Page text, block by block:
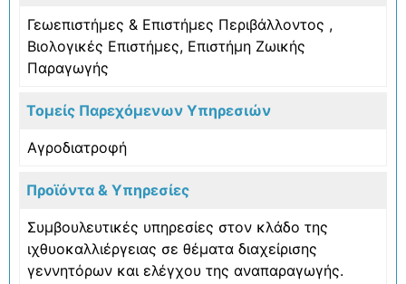
Γεωεπιστήμες & Επιστήμες Περιβάλλοντος ,
Βιολογικές Επιστήμες, Επιστήμη Ζωικής
Παραγωγής
Τομείς Παρεχόμενων Υπηρεσιών
Αγροδιατροφή
Προϊόντα & Υπηρεσίες
Συμβουλευτικές υπηρεσίες στον κλάδο της
ιχθυοκαλλιέργειας σε θέματα διαχείρισης
γεννητόρων και ελέγχου της αναπαραγωγής.